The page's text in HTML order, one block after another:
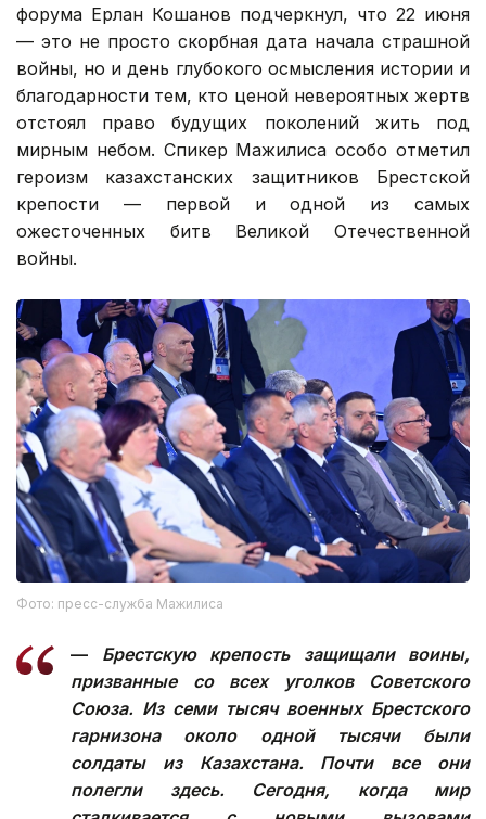
форума Ерлан Кошанов подчеркнул, что 22 июня
— это не просто скорбная дата начала страшной
войны, но и день глубокого осмысления истории и
благодарности тем, кто ценой невероятных жертв
отстоял право будущих поколений жить под
мирным небом. Спикер Мажилиса особо отметил
героизм казахстанских защитников Брестской
крепости — первой и одной из самых
ожесточенных битв Великой Отечественной
войны.
Фото: пресс-служба Мажилиса
— Брестскую крепость защищали воины,
призванные со всех уголков Советского
Союза. Из семи тысяч военных Брестского
гарнизона около одной тысячи были
солдаты из Казахстана. Почти все они
полегли здесь. Сегодня, когда мир